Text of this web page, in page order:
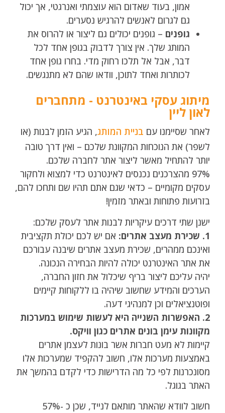
אמון, בעוד שאדום הוא עוצמתי ואנרגטי, אך יכול
גם לגרום לאנשים להרגיש נסערים.
גופנים – גופנים יכולים גם ליצור או להרוס את
המותג שלך. אין צורך לדבוק בגופן אחד לכל
דבר, אבל אל תלכו רחוק מדי. בחרו גופן אחד
לכותרות ואחד לתוכן, וודאו שהם לא מתנגשים.
מיתוג עסקי באינטרנט - מתחברים
לאון ליין
לאחר שסיימנו עם בניית המותג, הגיע הזמן לבנות (או
לשפר) את הנוכחות המקוונת שלכם – ואין דרך טובה
יותר להתחיל מאשר ליצור אתר לחברה שלכם.
97% מהצרכנים נכנסים לאינטרנט כדי למצוא ולחקור
עסקים מקומיים – כדאי שגם אתם תהיו שם ותחכו להם,
בזרועות פתוחות ובאתר מזמין!
ישנן שתי דרכים עיקריות לבנות אתר לעסק שלכם:
1. שכירת מעצב אתרים:
אם יש לכם יכולת תקציבית
ואינכם ממהרים, שכירת מעצב אתרים שיבנה עבורכם
את אתר האינטרנט יכולה להיות הבחירה הנכונה.
יהיה עליכם ליצור בריף שיכלול את חזון החברה,
הערכים והמידע שחשוב שיהיה בו ללקוחות קיימים
ופוטנציאלים וכן למנהיגי דעה.
2. האפשרות השנייה היא לעשות שימוש במערכות
מקוונות עימן בונים אתרים כגון וויקס.
קיימות לא מעט חברות אשר בונות לעצמן אתרים
באמצעות מערכות אלו, חשוב להקפיד שמערכות אלו
מסונכרנות לפי כל מה הדרישות כדי לקדם בהמשך את
האתר בגוגל.
חשוב לוודא שהאתר מותאם לנייד, שכן כ -57%